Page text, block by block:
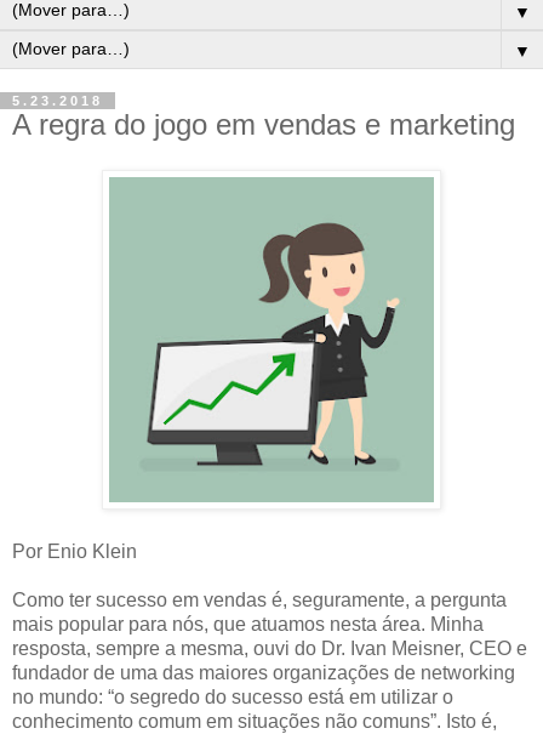
▼
▼
5.23.2018
A regra do jogo em vendas e marketing
Por Enio Klein
Como ter sucesso em vendas é, seguramente, a pergunta
mais popular para nós, que atuamos nesta área. Minha
resposta, sempre a mesma, ouvi do Dr. Ivan Meisner, CEO e
fundador de uma das maiores organizações de networking
no mundo: “o segredo do sucesso está em utilizar o
conhecimento comum em situações não comuns”. Isto é,